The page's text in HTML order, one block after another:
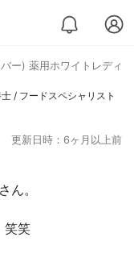
ー) 薬用ホワイトレディ
/ フードスペシャリスト
更新日時：6ヶ月以上前
ん。
笑笑